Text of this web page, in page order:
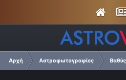
Αρχή Αστροφωτογραφίες